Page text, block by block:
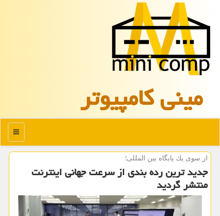
مینی كامپیوتر
منو
از سوی یك پایگاه بین المللی؛
جدید ترین رده بندی از سرعت جهانی اینترنت
منتشر گردید